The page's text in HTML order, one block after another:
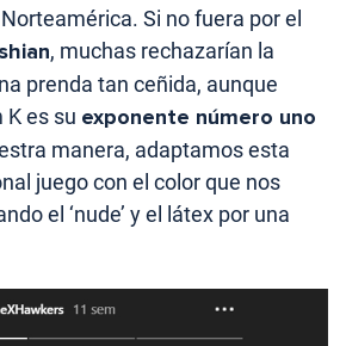
Si no fuera por el
, muchas rechazarían la
prenda tan ceñida, aunque
es su exponente número uno
manera, adaptamos esta
juego con el color que nos
el ‘nude’ y el látex por una